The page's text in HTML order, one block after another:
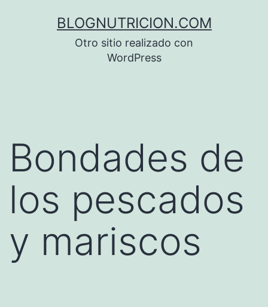
BLOGNUTRICION.COM
Otro sitio realizado con
WordPress
Bondades de
los pescados
y mariscos